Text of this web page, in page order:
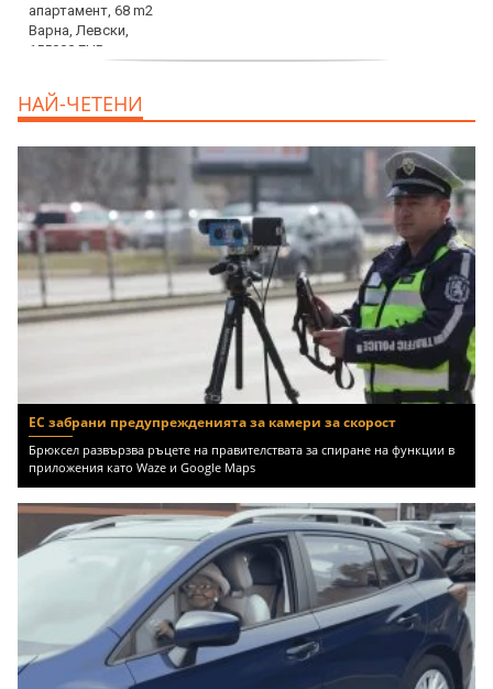
НАЙ-ЧЕТЕНИ
ЕС забрани предупрежденията за камери за скорост
Брюксел развързва ръцете на правителствата за спиране на функции в
приложения като Waze и Google Maps